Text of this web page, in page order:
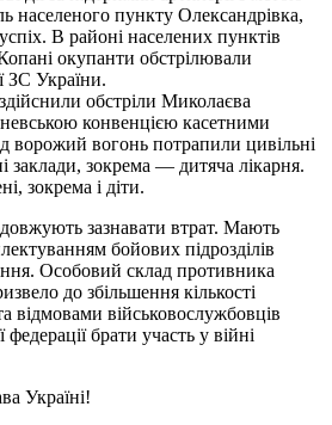
населеного пункту Олександрівка,
В районі населених пунктів
окупанти обстрілювали
ЗС України.
здійснили обстріли Миколаєва
конвенцією касетними
ворожий вогонь потрапили цивільні
заклади, зокрема — дитяча лікарня.
зокрема і діти.
зазнавати втрат. Мають
бойових підрозділів
Особовий склад противника
до збільшення кількості
відмовами військовослужбовців
брати участь у війні
Україні!